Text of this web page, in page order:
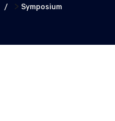
> Symposium